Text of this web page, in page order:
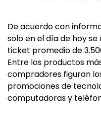
De acuerdo con
solo en el día de hoy
ticket promedio de
Entre los productos
compradores figuran
promociones de
computadoras y